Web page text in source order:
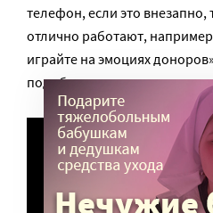
телефон, если это внезапно,
отлично работают,
играйте на эмоциях
подобного видео: